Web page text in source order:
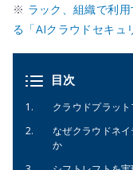
※ ラック、組織で利
る「AIクラウドセキュ
目次
クラウドプラッ
なぜクラウドネ
か